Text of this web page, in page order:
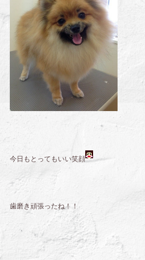
今日もとってもいい笑顔
歯磨き頑張ったね！！